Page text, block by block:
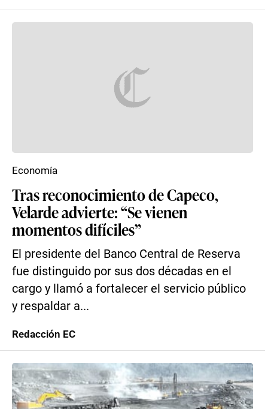
Tras reconocimiento de Capeco,
Velarde advierte: “Se vienen
momentos difíciles”
El presidente del Banco Central de Reserva
fue distinguido por sus dos décadas en el
cargo y llamó a fortalecer el servicio público
y respaldar a...
Economía
Redacción EC